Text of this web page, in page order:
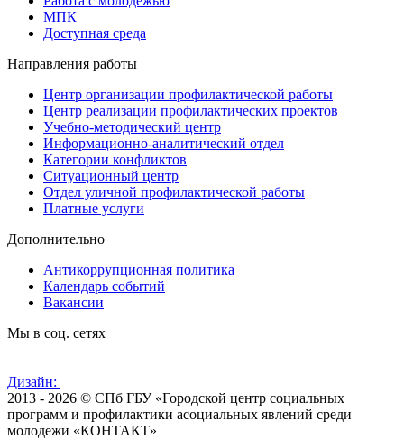
МПК
Доступная среда
Направления работы
Центр организации профилактической работы
Центр реализации профилактических проектов
Учебно-методический центр
Информационно-аналитический отдел
Категории конфликтов
Ситуационный центр
Отдел уличной профилактической работы
Платные услуги
Дополнительно
Антикоррупционная политика
Календарь событий
Вакансии
Мы в соц. сетях
Дизайн:
2013 - 2026 © СПб ГБУ «Городской центр социальных
программ и профилактики асоциальных явлений среди
молодежи «КОНТАКТ»